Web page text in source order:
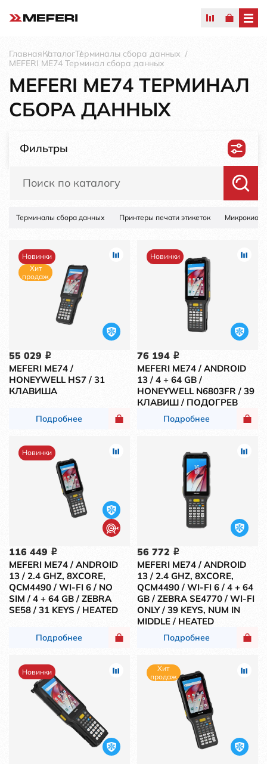
ГлавнаяКаталогТерминалы сбора данных
MEFERI ME74 Терминал сбора данных
MEFERI ME74 ТЕРМИНАЛ
СБОРА ДАННЫХ
Фильтры
Терминалы сбора данных Принтеры печати этикеток
Новинки
Хит
продаж
55 029 i
MEFERI ME74 /
HONEYWELL HS7 / 31
КЛАВИША
Подробнее
Новинки
76 194 i
MEFERI ME74 / ANDROID
13 / 4 + 64 GB /
HONEYWELL N6803FR / 39
КЛАВИШ / ПОДОГРЕВ
Подробнее
Новинки
116 449 i
MEFERI ME74 / ANDROID
13 / 2.4 GHZ, 8XCORE,
QCM4490 / WI-FI 6 / NO
SIM / 4 + 64 GB / ZEBRA
SE58 / 31 KEYS / HEATED
Подробнее
56 772 i
MEFERI ME74 / ANDROID
13 / 2.4 GHZ, 8XCORE,
QCM4490 / WI-FI 6 / 4 + 64
GB / ZEBRA SE4770 / WI-FI
ONLY / 39 KEYS, NUM IN
MIDDLE / HEATED
Подробнее
Новинки
Хит
продаж